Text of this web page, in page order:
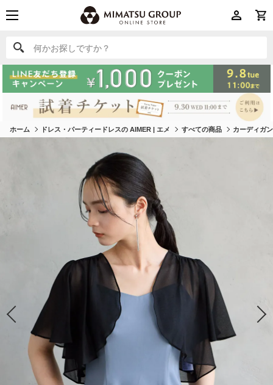
何かお探しですか？
何かお探しですか？
ホーム ドレス・パーティードレスの AIMER | エメ すべての商品 カーディガ